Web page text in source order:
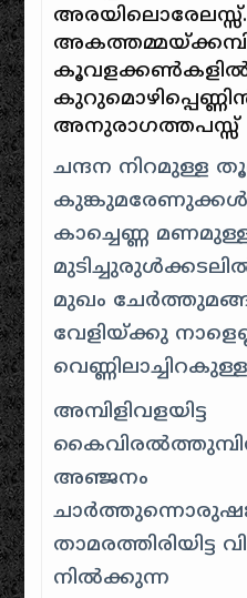
കൂവളക്കണ്‍കളില്‍
അനുരാഗത്തപസ്സ്
ചന്ദന നിറമുള്ള
കുങ്കുമരേണുക്കള്‍
കാച്ചെണ്ണ
മുഖം
വേളിയ്ക്കു
അമ്പിളിവളയിട്ട
അഞ്ജനം
നില്‍ക്കുന്ന